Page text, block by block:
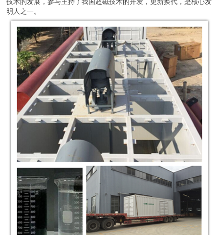
明人之一。